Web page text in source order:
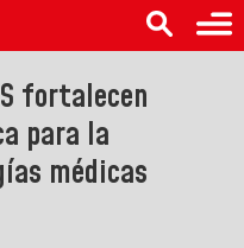
fortalecen
para la
médicas